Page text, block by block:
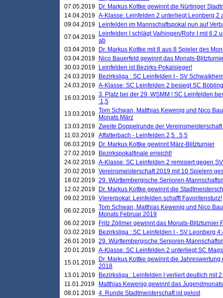
07.05.2019
Dr. Markus Kottke gewinnt die Nürtinger
14.04.2019 A-Klasse: Leinfelden 2 unterliegt Leonberg 2
09.04.2019
Leinfelden im Mannschaftspokal nun auf
07.04.2019
Leinfelden I schlägt Vaihingen/Rohr I mit 6:2
ab
03.04.2019
Dr. Markus Kottke mit 8 aus 8 Spieler des
03.04.2019
Nico Bauerfeld gewinnt das Monats-
30.03.2019
Leinfelden ist Bezirks-Pokalsieger!
24.03.2019
Bezirksliga : SC Leinfelden I - SV
24.03.2019 A-Klasse: SC Leinfelden 2 besiegt SC
16.03.2019 3. Platz bei der 29. WSMM ! SC Leinfelden
:1,5
13.03.2019 Tom Schwan, Matthias Kewenig und Nico
Monats März
13.03.2019 Zweite Doppelrunde der
11.03.2019 Affalterbach - Leinfelden 2,5 . 5,5
06.03.2019
Dr. Markus Kottke gewinnt März-Blitzturnier
27.02.2019
Bezirkspokalfinale erreicht!
24.02.2019 A-Klasse: SC Leinfelden 2 remisiert gegen
20.02.2019 Vereinsmeisterschaft 2019 mit 10 Spielern
18.02.2019 29. Württembergische Senioren-
12.02.2019
Dr. Markus Kottke gewinnt die
09.02.2019 Viererpokal: Leinfelden schafft Favoritensturz!
06.02.2019 Tom Schwan, Matthias Kewenig und Nico
Monats Februar 2019
06.02.2019
Fritz Zöllmer gewinnt das Monats-Blitzturnier
03.02.2019
Bezirksliga : SC Leinfelden I - SV Leonberg
26.01.2019 29. Württembergische Senioren-
20.01.2019 A-Klasse: SC Leinfelden 2 unterliegt SC
15.01.2019
Dr. Markus Kottke gewinnt die
2018
13.01.2019
Bezirksliga : Leinfelden I verliert deutlich mit
11.01.2019
Matthias Kewenig gewinnt das
08.01.2019 4. Runde Stadtmeisterschaft ist gelost